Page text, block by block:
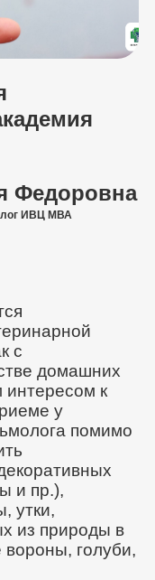
Федоровна
ИВЦ МВА
с
домашних
интересом к
у
помимо
и пр.),
утки,
из природы в
вороны, голуби,